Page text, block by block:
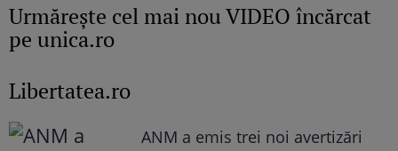
Urmăreşte cel mai nou VIDEO încărcat
pe unica.ro
Libertatea.ro
ANM a emis trei noi avertizări